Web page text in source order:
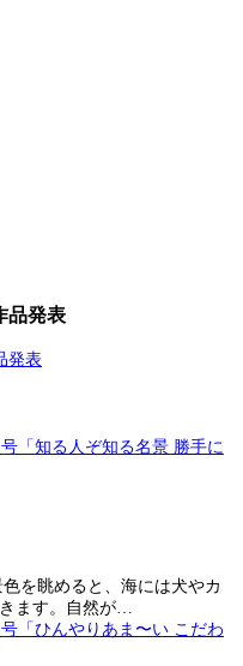
品発表
を眺めると、海には犬やカ
ます。自然が…